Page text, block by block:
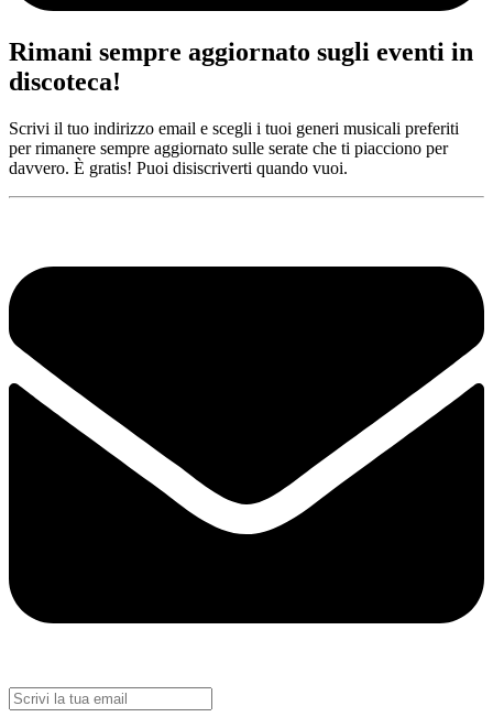
Rimani sempre aggiornato sugli eventi in
discoteca!
Scrivi il tuo indirizzo email e scegli i tuoi generi musicali preferiti
per rimanere sempre aggiornato sulle serate che ti piacciono per
davvero. È gratis! Puoi disiscriverti quando vuoi.